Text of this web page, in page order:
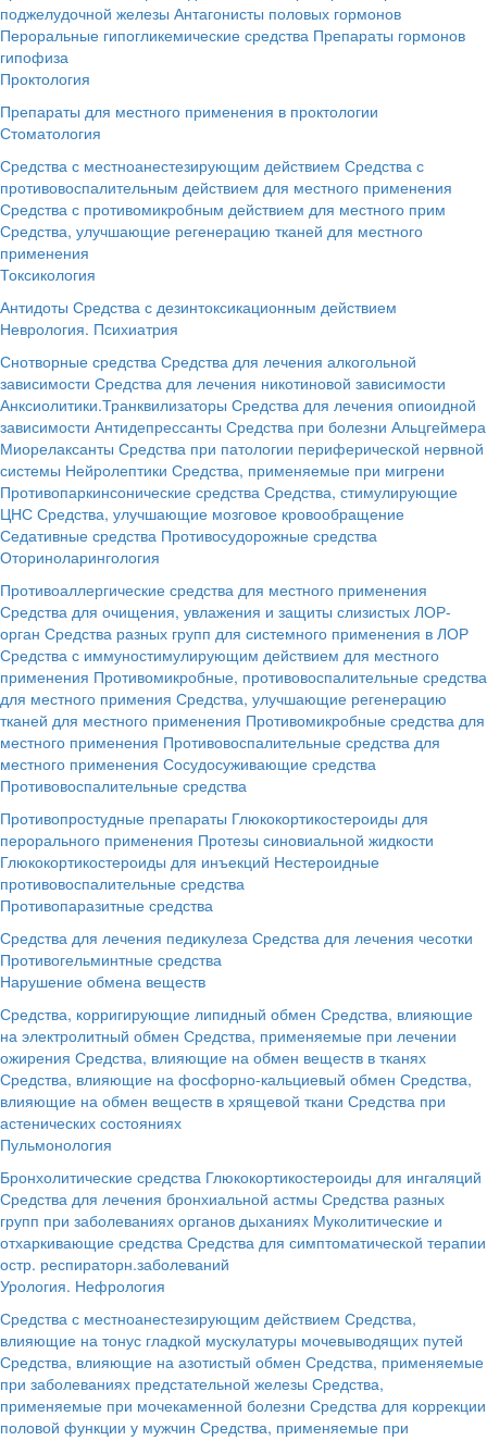
поджелудочной железы Антагонисты половых гормонов
Пероральные гипогликемические средства Препараты гормонов
гипофиза
Проктология
Препараты для местного применения в проктологии
Стоматология
Средства с местноанестезирующим действием Средства с
противовоспалительным действием для местного применения
Средства с противомикробным действием для местного прим
Средства, улучшающие регенерацию тканей для местного
применения
Токсикология
Антидоты Средства с дезинтоксикационным действием
Неврология. Психиатрия
Снотворные средства Средства для лечения алкогольной
зависимости Средства для лечения никотиновой зависимости
Анксиолитики.Транквилизаторы Средства для лечения опиоидной
зависимости Антидепрессанты Средства при болезни Альцгеймера
Миорелаксанты Средства при патологии периферической нервной
системы Нейролептики Средства, применяемые при мигрени
Противопаркинсонические средства Средства, стимулирующие
ЦНС Средства, улучшающие мозговое кровообращение
Седативные средства Противосудорожные средства
Оториноларингология
Противоаллергические средства для местного применения
Средства для очищения, увлажения и защиты слизистых ЛОР-
орган Средства разных групп для системного применения в ЛОР
Средства с иммуностимулирующим действием для местного
применения Противомикробные, противовоспалительные средства
для местного примения Средства, улучшающие регенерацию
тканей для местного применения Противомикробные средства для
местного применения Противовоспалительные средства для
местного применения Сосудосуживающие средства
Противовоспалительные средства
Противопростудные препараты Глюкокортикостероиды для
перорального применения Протезы синовиальной жидкости
Глюкокортикостероиды для инъекций Нестероидные
противовоспалительные средства
Противопаразитные средства
Средства для лечения педикулеза Средства для лечения чесотки
Противогельминтные средства
Нарушение обмена веществ
Средства, корригирующие липидный обмен Средства, влияющие
на электролитный обмен Средства, применяемые при лечении
ожирения Средства, влияющие на обмен веществ в тканях
Средства, влияющие на фосфорно-кальциевый обмен Средства,
влияющие на обмен веществ в хрящевой ткани Средства при
астенических состояниях
Пульмонология
Бронхолитические средства Глюкокортикостероиды для ингаляций
Средства для лечения бронхиальной астмы Средства разных
групп при заболеваниях органов дыханиях Муколитические и
отхаркивающие средства Средства для симптоматической терапии
остр. респираторн.заболеваний
Урология. Нефрология
Средства с местноанестезирующим действием Средства,
влияющие на тонус гладкой мускулатуры мочевыводящих путей
Средства, влияющие на азотистый обмен Средства, применяемые
при заболеваниях предстательной железы Средства,
применяемые при мочекаменной болезни Средства для коррекции
половой функции у мужчин Средства, применяемые при